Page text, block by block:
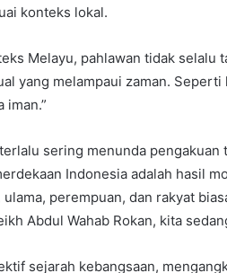
konteks lokal.
Melayu, pahlawan tidak selalu
yang melampaui zaman.
iman.”
sering menunda
Indonesia adalah hasil
perempuan, dan rakyat
Abdul Wahab Rokan, kita
sejarah kebangsaan,